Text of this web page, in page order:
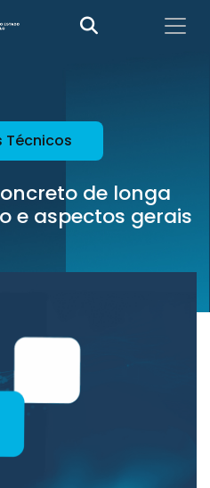
Técnicos
de longa
e aspectos gerais